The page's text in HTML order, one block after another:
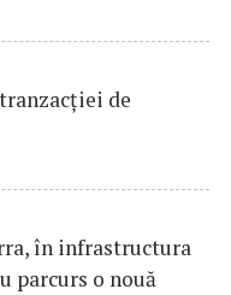
de
în infrastructura
parcurs o nouă